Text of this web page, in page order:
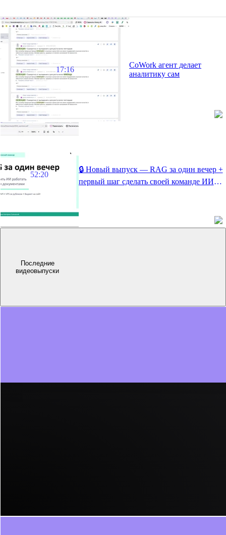
17:16
CoWork агент делает
аналитику сам
52:20
🔒 Новый выпуск — RAG за один вечер +
первый шаг сделать своей команде ИИ
Последние
видеовыпуски